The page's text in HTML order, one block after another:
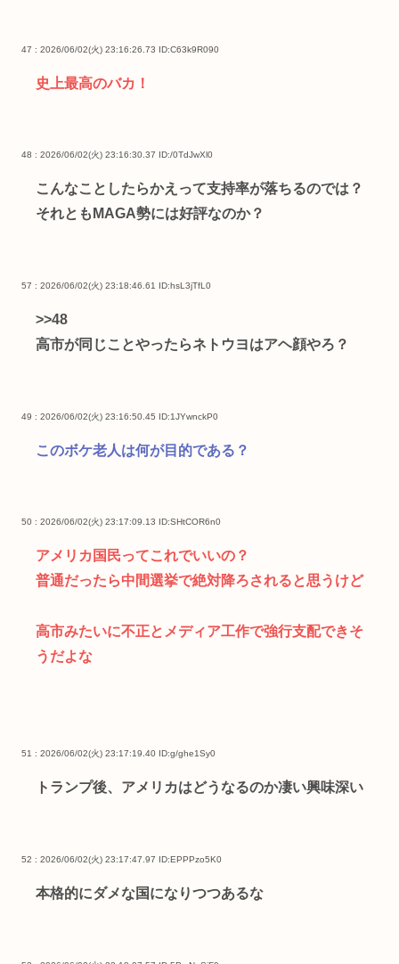
47 : 2026/06/02(火) 23:16:26.73 ID:C63k9R090
史上最高のバカ！
48 : 2026/06/02(火) 23:16:30.37 ID:/0TdJwXl0
こんなことしたらかえって支持率が落ちるのでは？
それともMAGA勢には好評なのか？
57 : 2026/06/02(火) 23:18:46.61 ID:hsL3jTfL0
>>48
高市が同じことやったらネトウヨはアヘ顔やろ？
49 : 2026/06/02(火) 23:16:50.45 ID:1JYwnckP0
このボケ老人は何が目的である？
50 : 2026/06/02(火) 23:17:09.13 ID:SHtCOR6n0
アメリカ国民ってこれでいいの？
普通だったら中間選挙で絶対降ろされると思うけど
高市みたいに不正とメディア工作で強行支配できそ
うだよな
51 : 2026/06/02(火) 23:17:19.40 ID:g/ghe1Sy0
トランプ後、アメリカはどうなるのか凄い興味深い
52 : 2026/06/02(火) 23:17:47.97 ID:EPPPzo5K0
本格的にダメな国になりつつあるな